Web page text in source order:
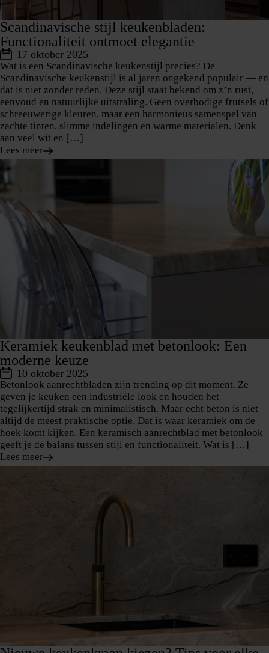
Scandinavische stijl keukenbladen:
Functionaliteit ontmoet elegantie
17 oktober 2025
Wat is een Scandinavische keukenstijl precies? De
Scandinavische keukenstijl is al jaren ongekend populair — en
dat is niet zonder reden. Deze stijl staat bekend om z’n rust,
eenvoud en natuurlijke uitstraling. Geen overbodige frutsels of
schreeuwerige kleuren, maar een harmonieus samenspel van
zachte tinten, slimme indelingen en warme materialen. Denk
aan veel wit en […]
Lees meer
Keramiek keukenblad met betonlook: Een
moderne keuze
10 oktober 2025
Betonlook aanrechtbladen zijn trending op dit moment. Ze
geven je keuken een industriële look en houden het
tegelijkertijd strak en minimalistisch. Maar echt beton is niet
altijd de meest praktische optie. Dat is waar keramiek om de
hoek komt kijken. Een keramisch aanrechtblad met betonlook
geeft je de balans tussen stijl en functionaliteit. Wat is […]
Lees meer